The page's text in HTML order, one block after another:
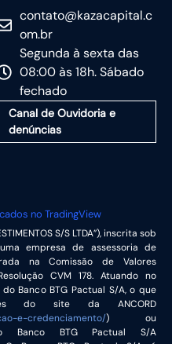
contato@kazacapital.c
om.br
Segunda à sexta das
08:00 às 18h. Sábado
fechado
Canal de Ouvidoria e
denúncias
no TradingView
S/S LTDA”), inscrita sob
empresa de assessoria de
na Comissão de Valores
CVM 178. Atuando no
Banco BTG Pactual S/A, o que
do site da ANCORD
e-credenciamento/) ou
BTG Pactual S/A